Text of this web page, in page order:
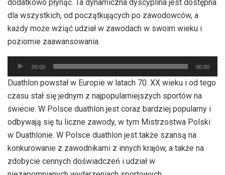
dodatkowo płynąć. Ta dynamiczna dyscyplina jest dostępna
dla wszystkich, od początkujących po zawodowców, a
każdy może wziąć udział w zawodach w swoim wieku i
poziomie zaawansowania.
Odtwarzacz
plików
dźwiękowych
00:00 00:00
Duathlon powstał w Europie w latach 70. XX wieku i od tego
czasu stał się jednym z najpopularniejszych sportów na
świecie. W Polsce duathlon jest coraz bardziej popularny i
odbywają się tu liczne zawody, w tym Mistrzostwa Polski
w Duathlonie. W Polsce duathlon jest także szansą na
konkurowanie z zawodnikami z innych krajów, a także na
zdobycie cennych doświadczeń i udział w